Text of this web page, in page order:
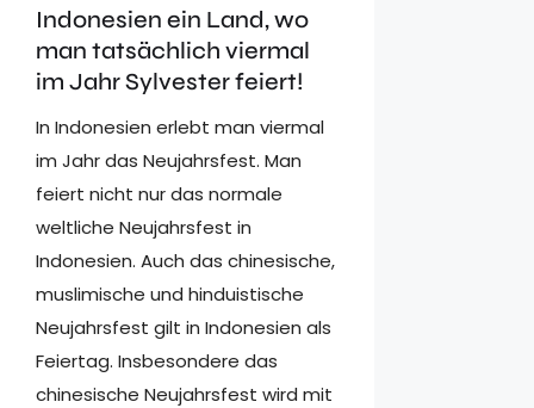
Indonesien ein Land, wo
man tatsächlich viermal
im Jahr Sylvester feiert!
In Indonesien erlebt man viermal
im Jahr das Neujahrsfest. Man
feiert nicht nur das normale
weltliche Neujahrsfest in
Indonesien. Auch das chinesische,
muslimische und hinduistische
Neujahrsfest gilt in Indonesien als
Feiertag. Insbesondere das
chinesische Neujahrsfest wird mit